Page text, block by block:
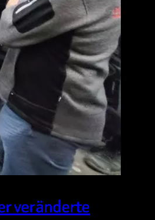
veränderte